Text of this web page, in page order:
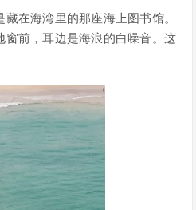
在海湾里的那座海上图书馆。
前，耳边是海浪的白噪音。这